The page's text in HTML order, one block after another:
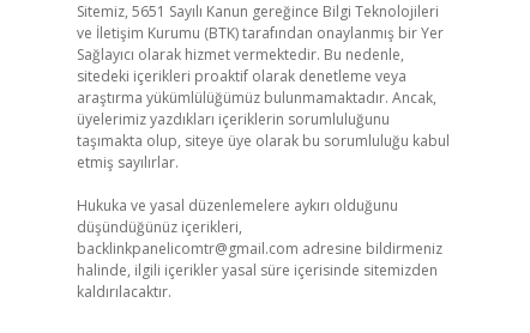
Sitemiz, 5651 Sayılı Kanun gereğince Bilgi Teknolojileri
ve İletişim Kurumu (BTK) tarafından onaylanmış bir Yer
Sağlayıcı olarak hizmet vermektedir. Bu nedenle,
sitedeki içerikleri proaktif olarak denetleme veya
araştırma yükümlülüğümüz bulunmamaktadır. Ancak,
üyelerimiz yazdıkları içeriklerin sorumluluğunu
taşımakta olup, siteye üye olarak bu sorumluluğu kabul
etmiş sayılırlar.
Hukuka ve yasal düzenlemelere aykırı olduğunu
düşündüğünüz içerikleri,
backlinkpanelicomtr@gmail.com adresine bildirmeniz
halinde, ilgili içerikler yasal süre içerisinde sitemizden
kaldırılacaktır.